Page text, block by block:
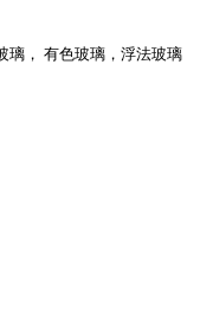
璃， 有色玻璃，浮法玻璃